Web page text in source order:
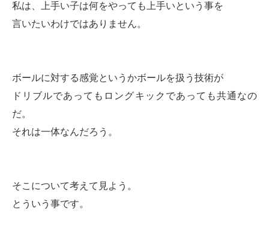
私は、上手い子は何をやっても上手いという事を
言いたいわけではありません。
ボールに対する感覚というかボールを扱う技術が
ドリブルであってもロングキックであっても共通なの
だ。
それは一体なんだろう。
そこについて考えて見よう。
とういう事です。